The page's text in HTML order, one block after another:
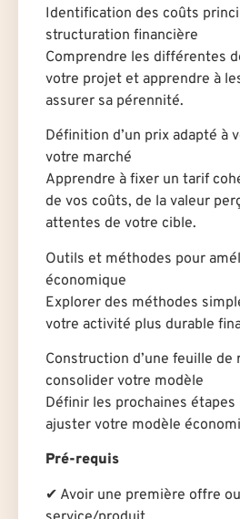
Identification des coûts
structuration financière
Comprendre les différentes
votre projet et apprendre à
assurer sa pérennité.
Définition d’un prix adapté à
votre marché
Apprendre à fixer un tarif
de vos coûts, de la valeur
attentes de votre cible.
Outils et méthodes pour
économique
Explorer des méthodes
votre activité plus durable
Construction d’une feuille de
consolider votre modèle
Définir les prochaines
ajuster votre modèle
Pré-requis
✔ Avoir une première offre